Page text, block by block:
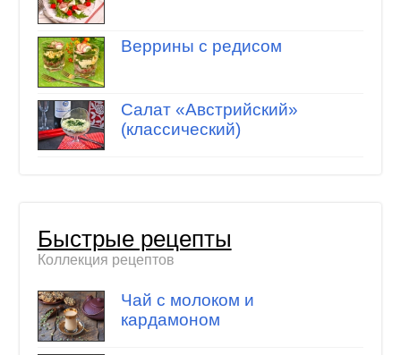
Веррины с редисом
Салат «Австрийский»
(классический)
Быстрые рецепты
Коллекция рецептов
Чай с молоком и
кардамоном